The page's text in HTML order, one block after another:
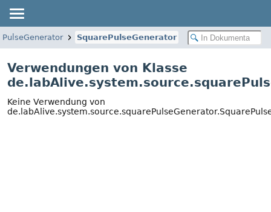
SquarePulseGenerator
Verwendungen von Klasse
Keine Verwendung von